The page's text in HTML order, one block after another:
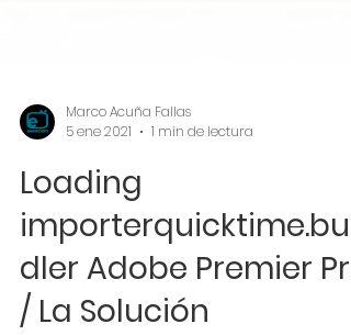
Marco Acuña Fallas
5 ene 2021
Loading
importerquicktime.bun